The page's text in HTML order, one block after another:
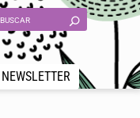
NEWSLETTER